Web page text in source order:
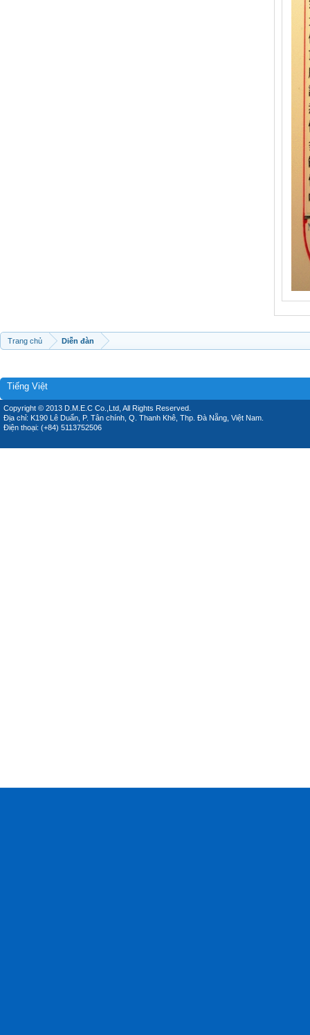
Trang chủ Diễn đàn
Tiếng Việt
Copyright © 2013 D.M.E.C Co.,Ltd, All Rights Reserved.
Địa chỉ: K190 Lê Duẩn, P. Tân chính, Q. Thanh Khê, Thp. Đà Nẵng, Việt Nam.
Điện thoại: (+84) 5113752506